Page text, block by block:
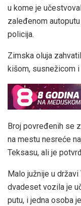
u kome je
zaleđenom
policija.
Zimska oluja
kišom, susnežicom i
Broj povređenih se
na mestu nesreće
Teksasu, ali je
Malo južnije u
dvadeset vozila je
putu, i jedna osoba